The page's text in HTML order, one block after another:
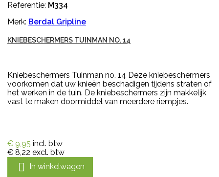
Referentie: M334
Merk: Berdal Gripline
KNIEBESCHERMERS TUINMAN NO. 14
Kniebeschermers Tuinman no. 14 Deze kniebeschermers
voorkomen dat uw knieën beschadigen tijdens straten of
het werken in de tuin. De kniebeschermers zijn makkelijk
vast te maken doormiddel van meerdere riempjes.
€ 9,95 incl. btw
€ 8,22 excl. btw
 In winkelwagen